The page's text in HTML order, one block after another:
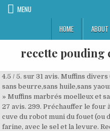
MENU
HOME
ABOUT
recette pouding
4.5 / 5. sur 31 avis. Muffins
sans beurre,sans huile,sans
» Muffins marbrés moelleux et
27 avis. 299. Préchauffer le four à
cuve du robot muni du fouet (ou
farine, avec le sel et la levure.